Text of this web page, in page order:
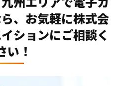
、お気軽に株式会
ションにご相談く
い！